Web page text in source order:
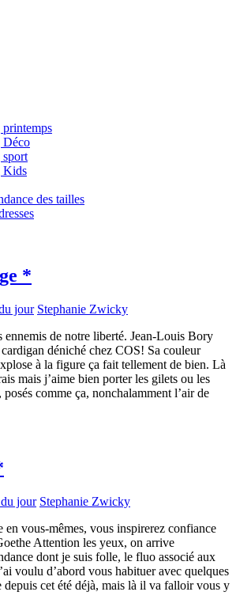
Déco
sport
Kids
des tailles
*
jour Stephanie Zwicky
ennemis de notre liberté. Jean-Louis Bory
déniché chez COS! Sa couleur
à la figure ça fait tellement de bien. Là
mais j’aime bien porter les gilets ou les
posés comme ça, nonchalamment l’air de
jour Stephanie Zwicky
en vous-mêmes, vous inspirerez confiance
Attention les yeux, on arrive
dont je suis folle, le fluo associé aux
voulu d’abord vous habituer avec quelques
depuis cet été déjà, mais là il va falloir vous y